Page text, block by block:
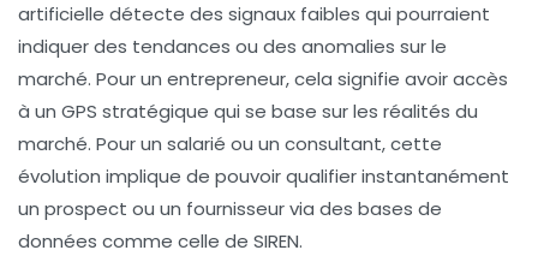
artificielle détecte des signaux faibles qui pourraient
indiquer des tendances ou des anomalies sur le
marché. Pour un entrepreneur, cela signifie avoir accès
à un GPS stratégique qui se base sur les réalités du
marché. Pour un salarié ou un consultant, cette
évolution implique de pouvoir qualifier instantanément
un prospect ou un fournisseur via des bases de
données comme celle de SIREN.